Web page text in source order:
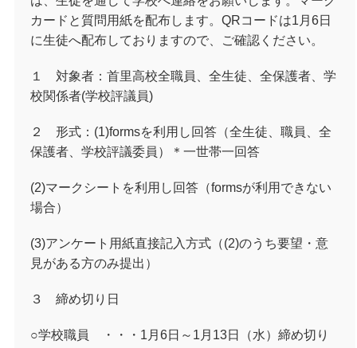
カードと質問用紙を配布します。QRコードは1月6日
に生徒へ配布しておりますので、ご確認ください。
１ 対象者：首里高校全職員、全生徒、全保護者、学
校関係者(学校評議員)
２ 形式：(1)formsを利用し回答（全生徒、職員、全
保護者、学校評議委員）＊一世帯一回答
(2)マークシートを利用し回答（formsが利用できない
場合）
(3)アンケート用紙直接記入方式（(2)のうち要望・意
見がある方のみ提出）
３ 締め切り日
○学校職員 ・・・1月6日～1月13日（水）締め切り